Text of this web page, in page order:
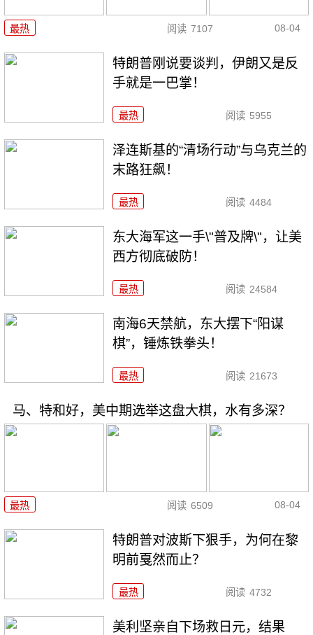
最热 阅读 7107 08-04
特朗普刚说要谈判，伊朗又是反
手就是一巴掌！
最热 阅读 5955
泽连斯基的“清场行动”与乌克兰的
末路狂飙！
最热 阅读 4484
东大海军这一手\"普及牌\"，让美
西方彻底破防！
最热 阅读 24584
南海6天禁航，东大摆下“阳谋
棋”，锤炼铁拳头！
最热 阅读 21673
马、特和好，美中期选举这盘大棋，水有多深？
最热 阅读 6509 08-04
特朗普对波斯下狠手，为何在黎
明前戛然而止？
最热 阅读 4732
美利坚亲自下场救日元，结果